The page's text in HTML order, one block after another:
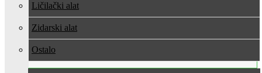
Ličilački alat
Zidarski alat
Ostalo